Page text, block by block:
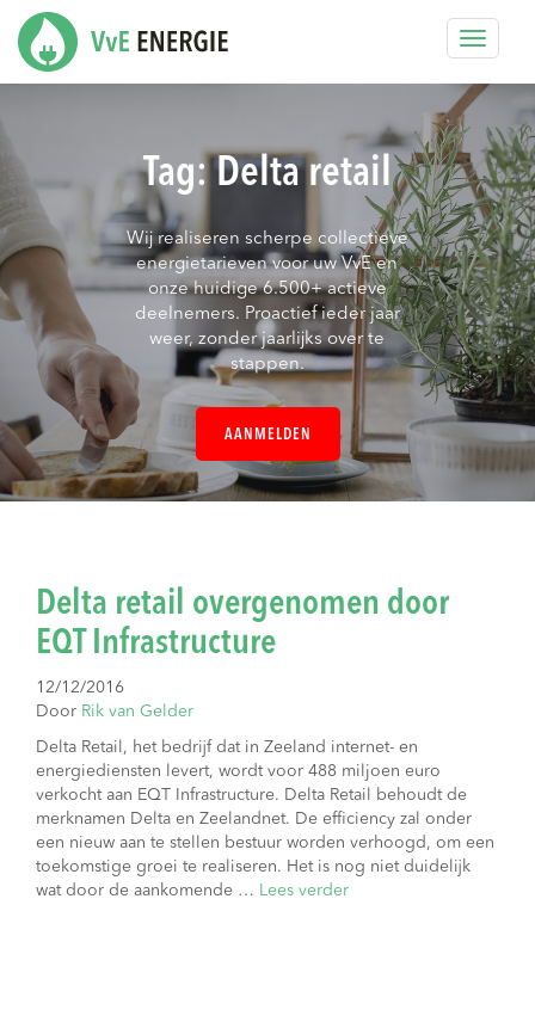
Toggle
Tag:Delta retail
Wij realiseren scherpe collectieve
energietarieven voor uw VvE en
onze huidige 6.500+ actieve
deelnemers. Proactief ieder jaar
weer, zonder jaarlijks over te
stappen.
AANMELDEN
Delta retail overgenomen door
EQT Infrastructure
12/12/2016
Door Rik van Gelder
Delta Retail, het bedrijf dat in Zeeland internet- en
energiediensten levert, wordt voor 488 miljoen euro
verkocht aan EQT Infrastructure. Delta Retail behoudt de
merknamen Delta en Zeelandnet. De efficiency zal onder
een nieuw aan te stellen bestuur worden verhoogd, om een
toekomstige groei te realiseren. Het is nog niet duidelijk
wat door de aankomende … Lees verder